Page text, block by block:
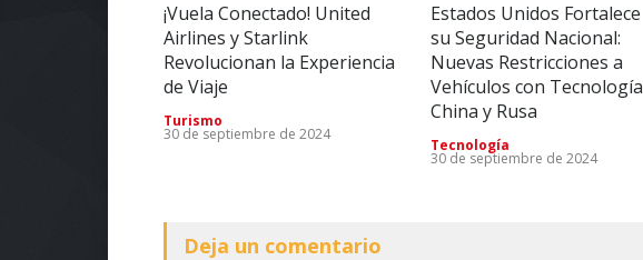
¡Vuela Conectado! United
Airlines y Starlink
Revolucionan la Experiencia
de Viaje
Turismo
30 de septiembre de 2024
Estados Unidos Fortalece
su Seguridad Nacional:
Nuevas Restricciones a
Vehículos con Tecnología
China y Rusa
Tecnología
30 de septiembre de 2024
Deja un comentario